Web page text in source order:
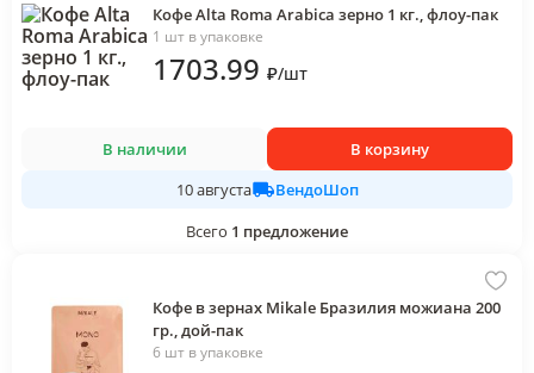
Кофе Alta Romа Arabica зерно 1 кг., флоу-пак
1 шт в упаковке
1703.99 ₽/шт
В наличии
В корзину
10 августа
ВендоШоп
Всего 1 предложение
Кофе в зернах Mikale Бразилия можиана 200
гр., дой-пак
6 шт в упаковке